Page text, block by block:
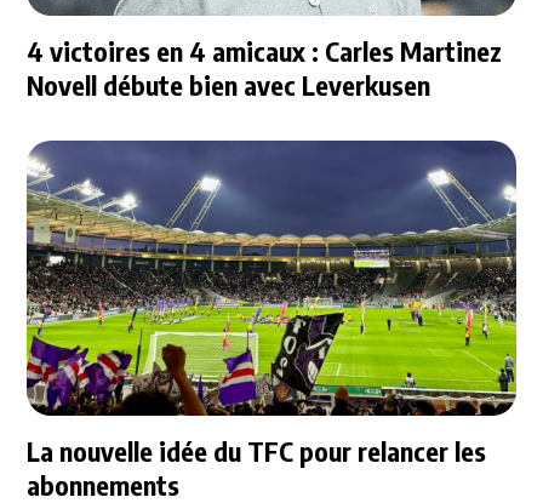
4 victoires en 4 amicaux : Carles Martinez
Novell débute bien avec Leverkusen
La nouvelle idée du TFC pour relancer les
abonnements